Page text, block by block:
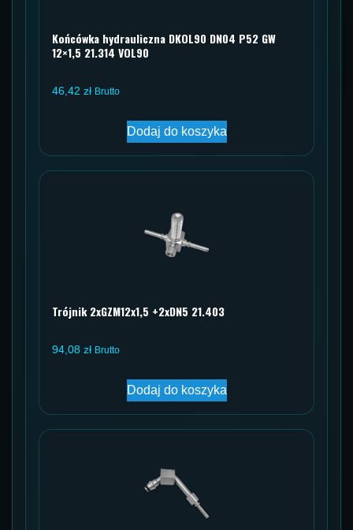
Końcówka hydrauliczna DKOL90 DN04 P52 GW
12×1,5 21.314 VOL90
46,42 zł Brutto
Dodaj do koszyka
Trójnik 2xGZM12x1,5 +2xDN5 21.403
94,08 zł Brutto
Dodaj do koszyka